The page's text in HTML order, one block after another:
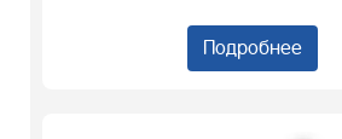
Подробнее